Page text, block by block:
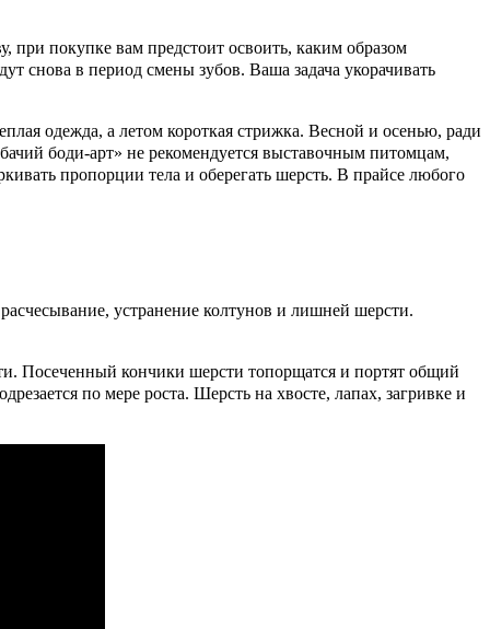
при покупке вам предстоит освоить, каким образом
снова в период смены зубов. Ваша задача укорачивать
одежда, а летом короткая стрижка. Весной и осенью, ради
боди-арт» не рекомендуется выставочным питомцам,
пропорции тела и оберегать шерсть. В прайсе любого
устранение колтунов и лишней шерсти.
Посеченный кончики шерсти топорщатся и портят общий
по мере роста. Шерсть на хвосте, лапах, загривке и